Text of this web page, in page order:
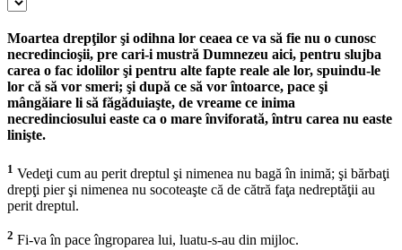
Moartea drepţilor şi odihna lor ceaea ce va să fie nu o cunosc
necredincioşii, pre cari-i mustră Dumnezeu aici, pentru slujba
carea o fac idolilor şi pentru alte fapte reale ale lor, spuindu-le
lor că să vor smeri; şi după ce să vor întoarce, pace şi
mângăiare li să făgăduiaşte, de vreame ce inima
necredinciosului easte ca o mare înviforată, întru carea nu easte
linişte.
1 Vedeţi cum au perit dreptul şi nimenea nu bagă în inimă; şi bărbaţi
drepţi pier şi nimenea nu socoteaşte că de cătră faţa nedreptăţii au
perit dreptul.
2 Fi-va în pace îngroparea lui, luatu-s-au din mijloc.